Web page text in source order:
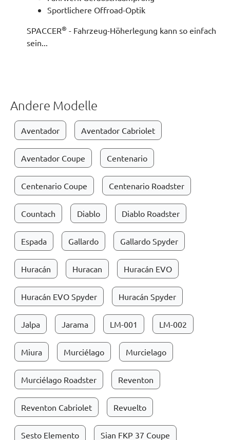
Sportlichere Offroad-Optik
SPACCER® - Fahrzeug-Höherlegung kann so einfach
sein...
Andere Modelle
Aventador Aventador Cabriolet
Aventador Coupe Centenario
Centenario Coupe Centenario Roadster
Countach Diablo Diablo Roadster
Espada Gallardo Gallardo Spyder
Huracán Huracan Huracán EVO
Huracán EVO Spyder Huracán Spyder
Jalpa Jarama LM-001 LM-002
Miura Murciélago Murcielago
Murciélago Roadster Reventon
Reventon Cabriolet Revuelto
Sesto Elemento Sian FKP 37 Coupe